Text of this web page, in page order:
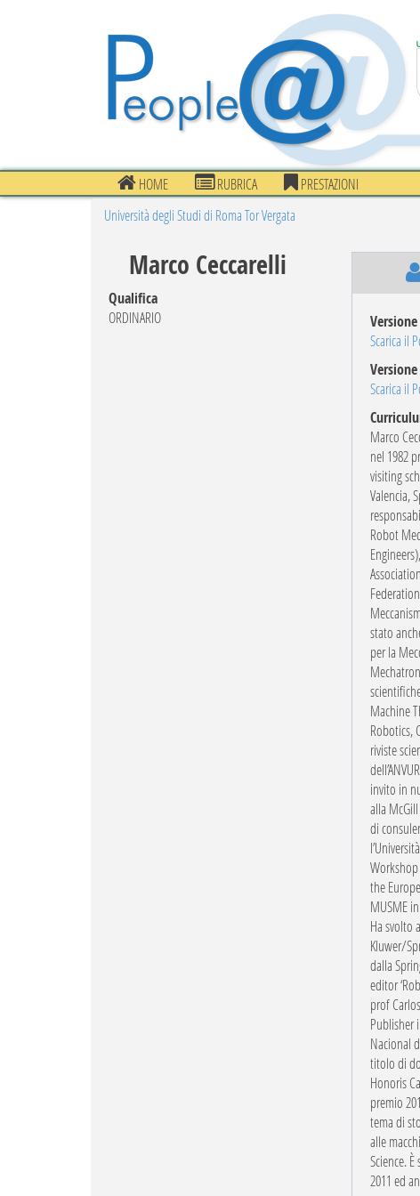
HOME RUBRICA PRESTAZIONI
Università degli Studi di Roma Tor Vergata
Marco Ceccarelli
Qualifica
ORDINARIO
Scarica il
Scarica il
Marco
nel 1982
visiting
Valencia,
Robot
stato
per la
Machine
Robotics,
riviste
invito in
alla
di
the
MUSME
Ha svolto
Kluwer/
dalla
editor
prof
Publisher
Nacional
titolo di
Honoris
premio
tema di
alle
Science.
2011 ed